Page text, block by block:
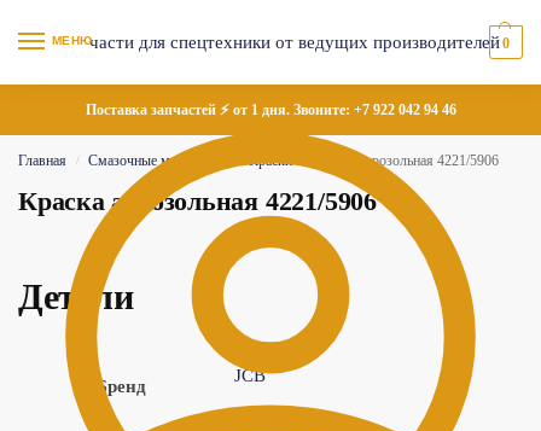
МЕНЮ 0
Поставка запчастей ⚡ от 1 дня. Звоните: +7 922 042 94 46
Главная / Смазочные материалы Краски Краска аэрозольная 4221/5906
Краска аэрозольная 4221/5906
Детали
Бренд
JCB